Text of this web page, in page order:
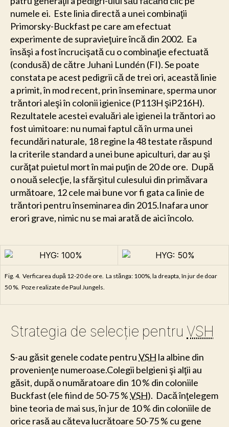
numele ei. Este linia directă a unei combinaţii
Primorsky-Buckfast pe care am efectuat
experimente de supravieţuire încă din 2002. Ea
însăşi a fost încrucişată cu o combinaţie efectuată
(condusă) de către Juhani Lundén (FI). Se poate
constata pe acest pedigrii că de trei ori, această linie
a primit, în mod recent, prin înseminare, sperma unor
trăntori aleşi în colonii igienice (P113H şiP216H).
Rezultatele acestei evaluări ale igienei la trăntori ao
fost uimitoare: nu numai faptul că în urma unei
fecundări naturale, 18 regine la 48 testate răspund
la criterile standard a unei bune apiculturi, dar au şi
curăţat puietul mort în mai puţin de 20 de ore. După
o nouă selecţie, la sfărşitul culesului din primăvara
următoare, 12 cele mai bune vor fi gata ca linie de
trăntori pentru înseminarea din 2015.Inafara unor
erori grave, nimic nu se mai arată de aici încolo.
Fig. 4. Verficarea după 12-20 de ore. La stănga: 100%, la dreapta, în jur de doar
50 %. Poze realizate de Paul Jungels.
Strategia de selecţie pentru VSH
S-au găsit genele codate pentruVSH la albine din
provenienţe numeroase.Colegii belgieni şi alţii au
găsit, după o număratoare din 10 % din coloniile
Buckfast (ele fiind de 50-75 %VSH). Dacă înţelegem
bine teoria de mai sus, în jur de 10 % din coloniile de
orice rasă au căteva lucrătoare 50-75 % cu gene